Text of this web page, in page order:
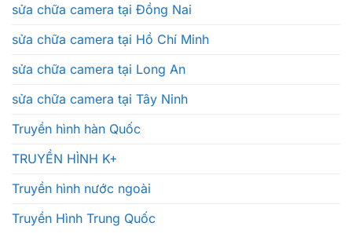
sửa chữa camera tại Đồng Nai
sửa chữa camera tại Hồ Chí Minh
sửa chữa camera tại Long An
sửa chữa camera tại Tây Ninh
Truyền hình hàn Quốc
TRUYỀN HÌNH K+
Truyền hình nước ngoài
Truyền Hình Trung Quốc